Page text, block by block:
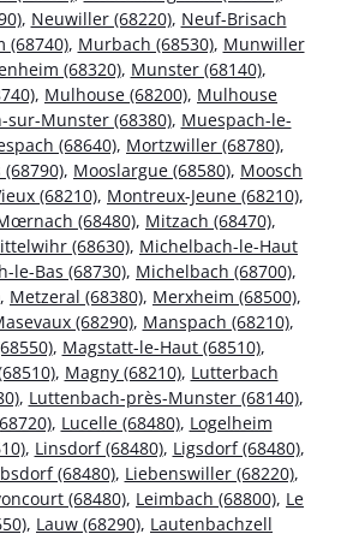
, Neuwiller (68220), Neuf-Brisach
(68740), Murbach (68530), Munwiller
(68320), Munster (68140),
, Mulhouse (68200), Mulhouse
sur-Munster (68380), Muespach-le-
(68640), Mortzwiller (68780),
, Mooslargue (68580), Moosch
(68210), Montreux-Jeune (68210),
(68480), Mitzach (68470),
(68630), Michelbach-le-Haut
le-Bas (68730), Michelbach (68700),
, Metzeral (68380), Merxheim (68500),
(68290), Manspach (68210),
, Magstatt-le-Haut (68510),
, Magny (68210), Lutterbach
, Luttenbach-près-Munster (68140),
, Lucelle (68480), Logelheim
, Linsdorf (68480), Ligsdorf (68480),
(68480), Liebenswiller (68220),
(68480), Leimbach (68800), Le
, Lauw (68290), Lautenbachzell